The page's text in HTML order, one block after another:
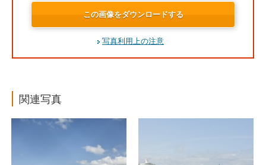
この画像をダウンロードする
写真利用上の注意
関連写真